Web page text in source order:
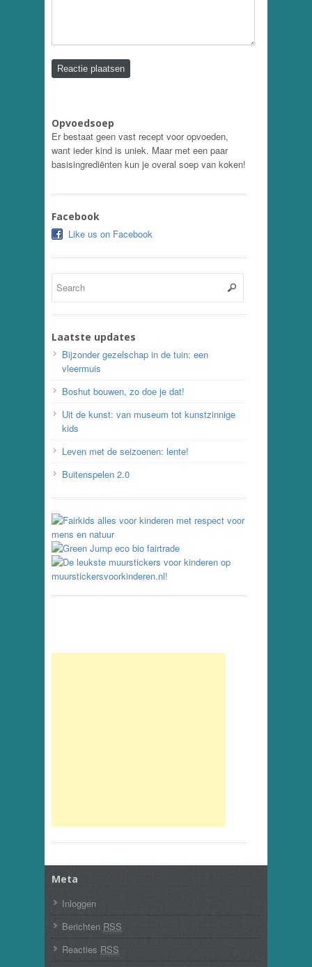
Opvoedsoep
Er bestaat geen vast recept voor opvoeden,
want ieder kind is uniek. Maar met een paar
basisingrediënten kun je overal soep van koken!
Facebook
Like us on Facebook
Laatste updates
Bijzonder gezelschap in de tuin: een
vleermuis
Boshut bouwen, zo doe je dat!
Uit de kunst: van museum tot kunstzinnige
kids
Leven met de seizoenen: lente!
Buitenspelen 2.0
Meta
Inloggen
Berichten RSS
Reacties RSS